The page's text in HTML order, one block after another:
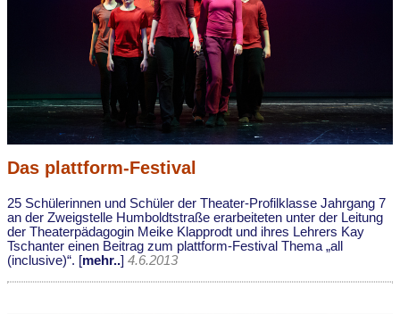
Das plattform-Festival
25 Schülerinnen und Schüler der Theater-Profilklasse Jahrgang 7
an der Zweigstelle Humboldtstraße erarbeiteten unter der Leitung
der Theaterpädagogin Meike Klapprodt und ihres Lehrers Kay
Tschanter einen Beitrag zum plattform-Festival Thema „all
(inclusive)“. [mehr..] 4.6.2013